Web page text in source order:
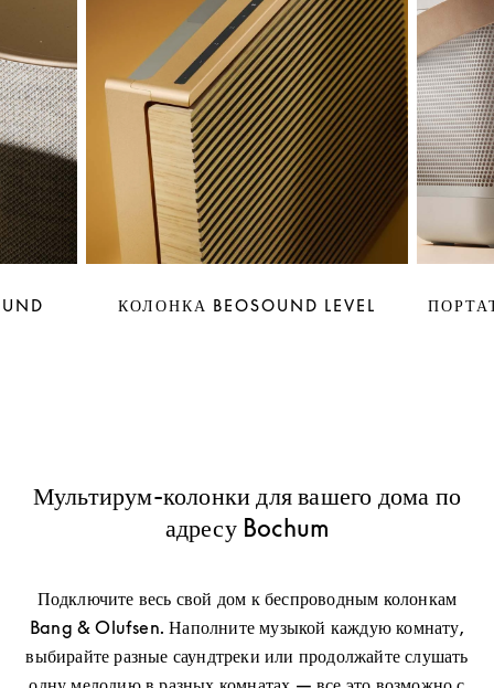
КОЛОНКА BEOSOUND LEVEL
Мультирум-колонки для вашего дома по
адресу Bochum
Подключите весь свой дом к беспроводным колонкам
Bang & Olufsen. Наполните музыкой каждую комнату,
выбирайте разные саундтреки или продолжайте слушать